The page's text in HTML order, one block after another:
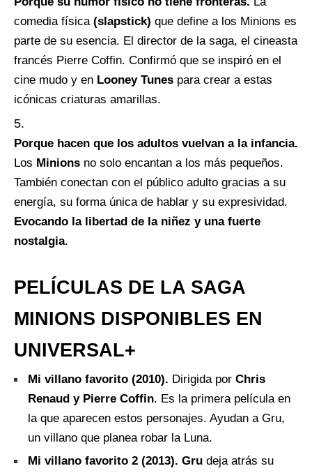
comedia física(slapstick) que define a los Minions es
parte de su esencia. El director de la saga, el cineasta
francés Pierre Coffin. Confirmó que se inspiró en el
cine mudo y en Looney Tunes para crear a estas
icónicas criaturas amarillas.
Porque hacen que los adultos vuelvan a la infancia.
Los Minions no solo encantan a los más pequeños.
También conectan con el público adulto gracias a su
energía, su forma única de hablar y su expresividad.
Evocando la libertad de la niñez y una fuerte
nostalgia.
PELÍCULAS DE LA SAGA
MINIONS DISPONIBLES EN
UNIVERSAL+
Mi villano favorito (2010). Dirigida por Chris
Renaud y Pierre Coffin. Es la primera película en
la que aparecen estos personajes. Ayudan a Gru,
un villano que planea robar la Luna.
Mi villano favorito 2 (2013). Gru deja atrás su